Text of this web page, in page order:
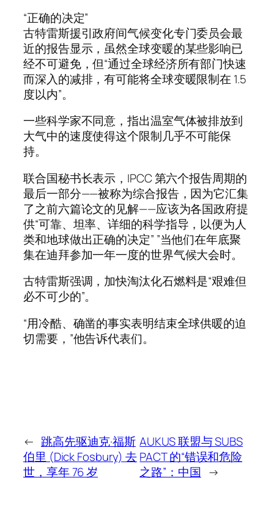
“正确的决定”
古特雷斯援引政府间气候变化专门委员会最
近的报告显示，虽然全球变暖的某些影响已
经不可避免，但“通过全球经济所有部门快速
而深入的减排，有可能将全球变暖限制在 1.5
度以内”。
一些科学家不同意，指出温室气体被排放到
大气中的速度使得这个限制几乎不可能保
持。
联合国秘书长表示，IPCC 第六个报告周期的
最后一部分——被称为综合报告，因为它汇集
了之前六篇论文的见解——应该为各国政府提
供“可靠、坦率、详细的科学指导，以便为人
类和地球做出正确的决定” ”当他们在年底聚
集在迪拜参加一年一度的世界气候大会时。
古特雷斯强调，加快淘汰化石燃料是“艰难但
必不可少的”。
“用冷酷、确凿的事实表明结束全球供暖的迫
切需要，”他告诉代表们。
← 跳高先驱迪克·福斯
伯里 (Dick Fosbury) 去
世，享年 76 岁
AUKUS 联盟与 SUBS
PACT 的“错误和危险
之路”：中国 →